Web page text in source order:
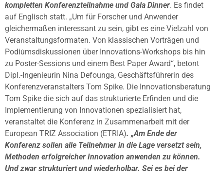
kompletten Konferenzteilnahme und Gala Dinner. Es findet
auf Englisch statt. „Um für Forscher und Anwender
gleichermaßen interessant zu sein, gibt es eine Vielzahl von
Veranstaltungsformaten. Von klassischen Vorträgen und
Podiumsdiskussionen über Innovations-Workshops bis hin
zu Poster-Sessions und einem Best Paper Award“, betont
Dipl.-Ingenieurin Nina Defounga, Geschäftsführerin des
Konferenzveranstalters Tom Spike. Die Innovationsberatung
Tom Spike die sich auf das strukturierte Erfinden und die
Implementierung von Innovationen spezialisiert hat,
veranstaltet die Konferenz in Zusammenarbeit mit der
European TRIZ Association (ETRIA). „Am Ende der
Konferenz sollen alle Teilnehmer in die Lage versetzt sein,
Methoden erfolgreicher Innovation anwenden zu können.
Und zwar strukturiert und wiederholbar. Sei es bei der